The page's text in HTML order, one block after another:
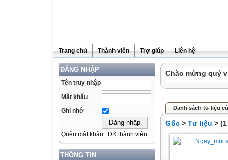
Trang chủ Thành viên Trợ giúp Liên hệ
ĐĂNG NHẬP
Tên truy nhập
Mật khẩu
Ghi nhớ
Quên mật khẩu ĐK thành viên
THÔNG TIN
Chào mừng quý
Danh sách tư liệu
Gốc > Tư liệu >